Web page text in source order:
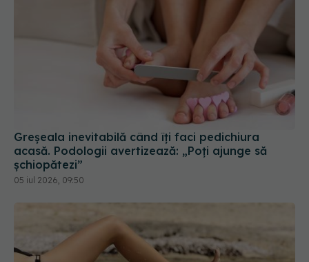
Greșeala inevitabilă când îți faci pedichiura
acasă. Podologii avertizează: „Poți ajunge să
05 iul 2026, 09:50